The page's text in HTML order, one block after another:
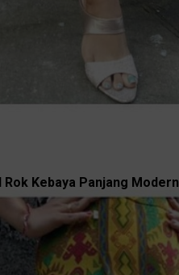
Rok Kebaya Panjang Modern